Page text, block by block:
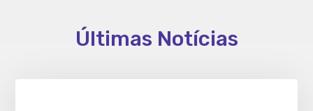
Últimas Notícias